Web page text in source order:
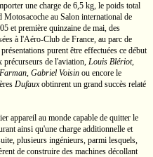
une charge de 6,5 kg, le poids total
au Salon international de
et première quinzaine de mai, des
à l'Aéro-Club de France, au parc de
purent être effectuées ce début
précurseurs de l'aviation, Louis Blériot,
, Gabriel Voisin ou encore le
Dufauxobtinrent un grand succès relaté
appareil au monde capable de quitter le
ainsi qu'une charge additionnelle et
plusieurs ingénieurs, parmi lesquels,
de construire des machines décollant